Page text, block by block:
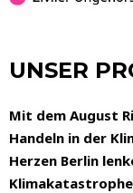
UNSER
Mit dem August
Handeln in der
Herzen Berlin